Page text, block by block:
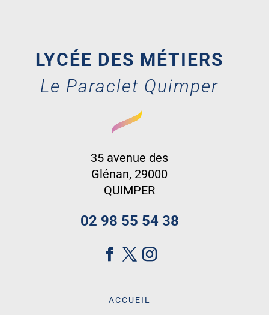
LYCÉE DES MÉTIERS
Le Paraclet Quimper
35 avenue des
Glénan, 29000
QUIMPER
02 98 55 54 38
ACCUEIL